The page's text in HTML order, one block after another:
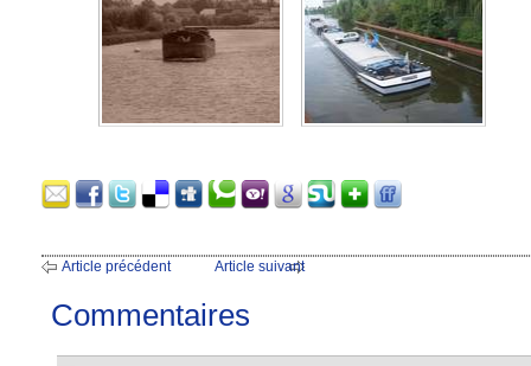
Article précédent Article suivant
Commentaires